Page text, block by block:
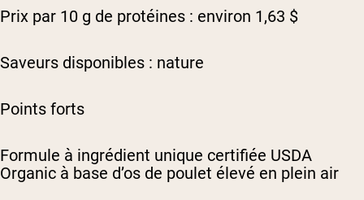
Prix par 10 g de protéines : environ 1,63 $
Saveurs disponibles : nature
Points forts
Formule à ingrédient unique certifiée USDA
Organic à base d’os de poulet élevé en plein air